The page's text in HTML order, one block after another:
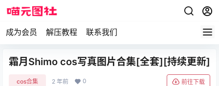
成为会员 解压教程 联系我们
霜月Shimo cos写真图片合集[全套][持续更新]
cos合集 2 年前 0 前往下载